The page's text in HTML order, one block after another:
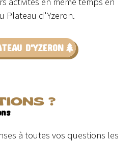
Plateau d'Yzeron.
D'YZERON
?
à toutes vos questions les